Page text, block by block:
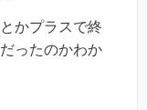
かプラスで終
ったのかわか